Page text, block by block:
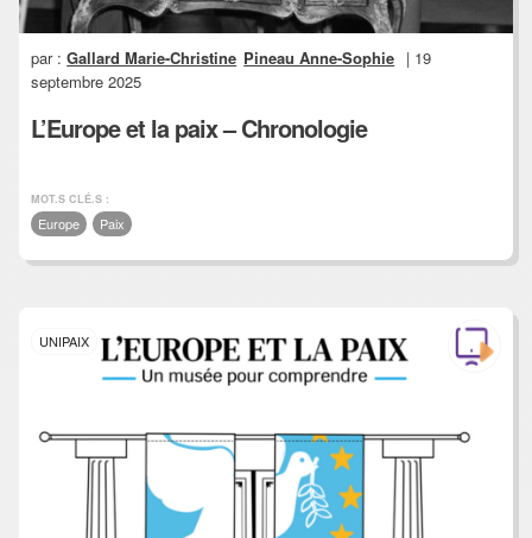
par :Gallard Marie-Christine Pineau Anne-Sophie | 19
septembre 2025
L’Europe et la paix – Chronologie
MOT.S CLÉ.S :
Europe Paix
UNIPAIX